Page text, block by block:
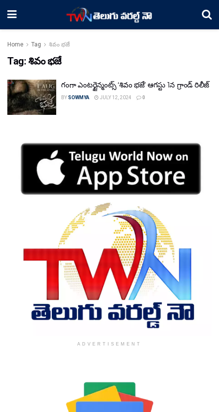
Home Tag శివం భజే
Tag: శివం భజే
గంగా ఎంటర్టైన్మంట్స్ ‘శివం భజే’ ఆగస్టు 1న గ్రాండ్ రిలీజ్
BY SOWMYA JULY 12, 2024 0
ADVERTISEMENT